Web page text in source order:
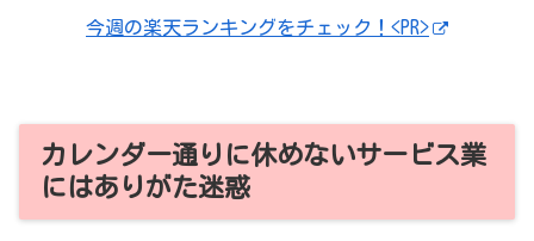
今週の楽天ランキングをチェック！<PR>
カレンダー通りに休めないサービス業
にはありがた迷惑